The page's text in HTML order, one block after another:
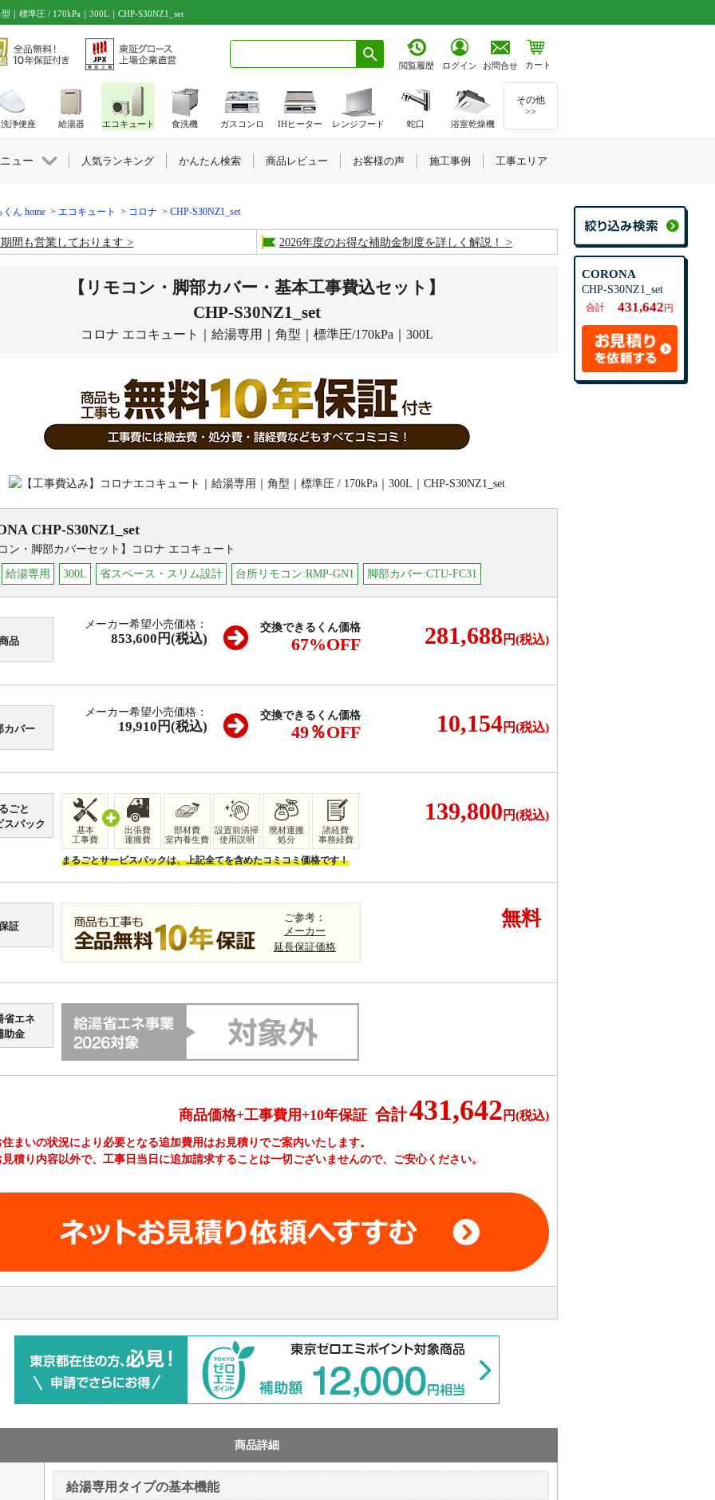
CORONA
CHP-S30NZ1_set
合計 431,642 円
｜標準圧 / 170kPa｜300L｜CHP-S30NZ1_set
閲覧履歴 ログイン お問合せ カート
ん home エコキュート コロナ CHP-S30NZ1_set
間も営業しております 2026年度のお得な補助金制度を詳しく解説！
【リモコン・脚部カバー・基本工事費込セット】
CHP-S30NZ1_set
コロナ エコキュート｜給湯専用｜角型｜標準圧/170kPa｜300L
CHP-S30NZ1_set
ン・脚部カバーセット】コロナ エコキュート
給湯専用 300L 省スペース・スリム設計 台所リモコン:RMP-GN1 脚部カバー:CTU-FC31
品
メーカー希望小売価格：
853,600円(税込)
交換できるくん価格
67%OFF 281,688 円(税込)
カバー
メーカー希望小売価格：
19,910 円(税込)
交換できるくん価格
49％OFF 10,154円(税込)
ごと
スパック
基本
工事費
出張費
運搬費
部材費
室内養生費
設置前清掃
使用説明
廃材運搬
処分
諸経費
事務経費
まるごとサービスパックは、上記全てを含めたコミコミ価格です！
139,800 円(税込)
証
ご参考：
メーカー
延長保証価格
無料
省エネ
助金
商品価格+工事費用+10年保証 合計431,642 円(税込)
まいの状況により必要となる追加費用はお見積りでご案内いたします。
見積り内容以外で、工事日当日に追加請求することは一切ございませんので、ご安心ください。
商品詳細
給湯専用タイプの基本機能
浄便座 給湯器 エコキュート 食洗機 ガスコンロ IHヒーター レンジフード 蛇口 浴室乾燥機
その他
>>
ュー 人気ランキング かんたん検索 商品レビュー お客様の声 施工事例 工事エリア